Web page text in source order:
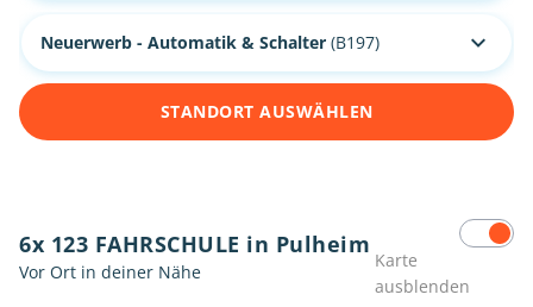
Neuerwerb - Automatik & Schalter (B197)
STANDORT AUSWÄHLEN
6x 123 FAHRSCHULE in Pulheim
Vor Ort in deiner Nähe
Karte
ausblenden